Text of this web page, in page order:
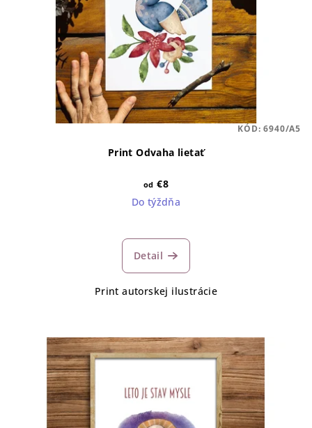
Print Odvaha lietať
od €8
Do týždňa
Detail
Print autorskej ilustrácie
KÓD:6940/A5